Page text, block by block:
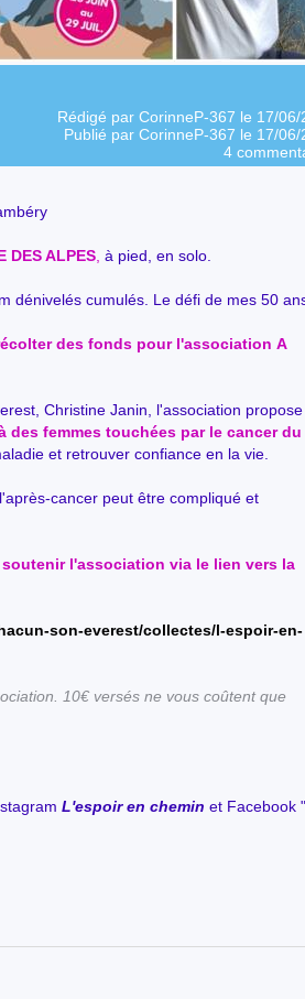
Rédigé par CorinneP-367 le 17/06/
Publié par CorinneP-367 le 17/06/
4
DES ALPES à pied, en solo.
dénivelés cumulés. Le défi de mes 50
des fonds pour l'association A
Christine Janin, l'association propose
des femmes touchées par le cancer du
et retrouver confiance en la vie.
cancer peut être compliqué et
l'association via le lien vers la
son-everest/collectes/l-espoir-en-
10€ versés ne vous coûtent que
L'espoir en chemin et Facebook "